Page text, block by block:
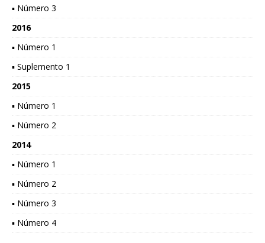
▪ Número 3
2016
▪ Número 1
▪ Suplemento 1
2015
▪ Número 1
▪ Número 2
2014
▪ Número 1
▪ Número 2
▪ Número 3
▪ Número 4